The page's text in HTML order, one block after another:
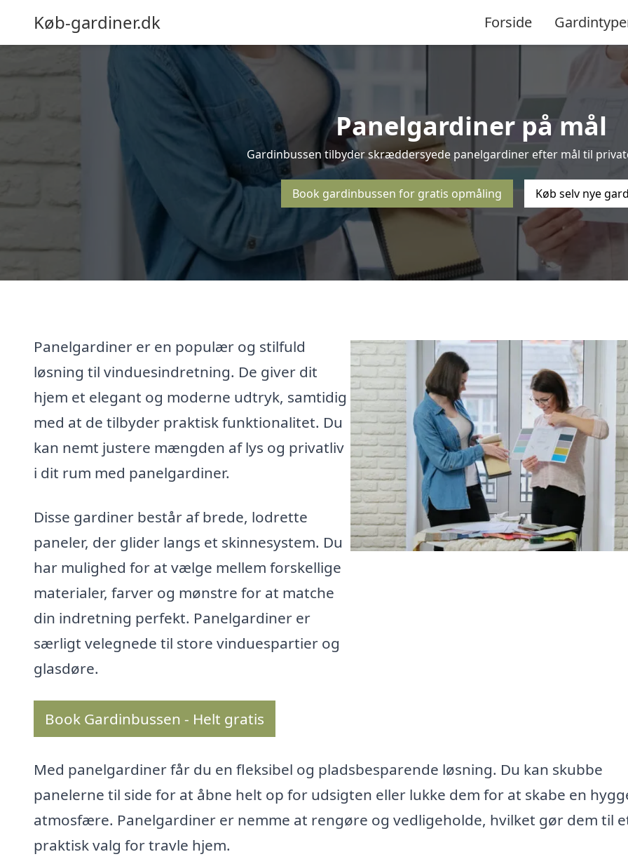
Køb-gardiner.dk Forside
Panelgardiner på mål
Gardinbussen tilbyder skræddersyede panelgardiner efter mål til
Book gardinbussen for gratis opmåling Køb selv nye
Panelgardiner er en populær og stilfuld
løsning til vinduesindretning. De giver dit
hjem et elegant og moderne udtryk, samtidig
med at de tilbyder praktisk funktionalitet. Du
kan nemt justere mængden af lys og privatliv
i dit rum med panelgardiner.
Disse gardiner består af brede, lodrette
paneler, der glider langs et skinnesystem. Du
har mulighed for at vælge mellem forskellige
materialer, farver og mønstre for at matche
din indretning perfekt. Panelgardiner er
særligt velegnede til store vinduespartier og
glasdøre.
Book Gardinbussen - Helt gratis
Med panelgardiner får du en fleksibel og pladsbesparende løsning. Du kan skubbe
panelerne til side for at åbne helt op for udsigten eller lukke dem for at skabe en
atmosfære. Panelgardiner er nemme at rengøre og vedligeholde, hvilket gør dem til
praktisk valg for travle hjem.